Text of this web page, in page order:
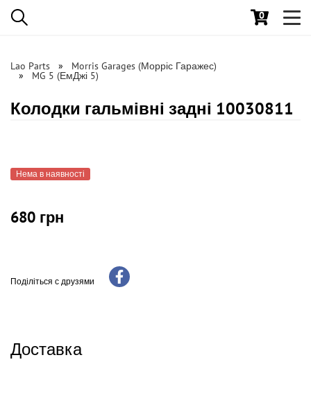
0
Lao Parts Morris Garages (Морріс Гаражес)
MG 5 (ЕмДжі 5)
Колодки гальмівні задні 10030811
Нема в наявності
680 грн
Поділіться с друзями
Доставка